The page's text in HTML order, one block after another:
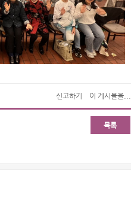
신고하기 이 게시물을...
목록